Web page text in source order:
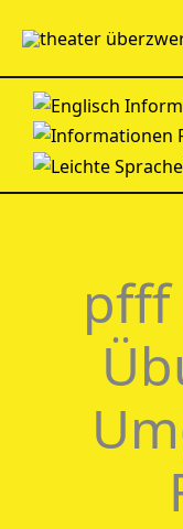
Inhalt
springen
pfff